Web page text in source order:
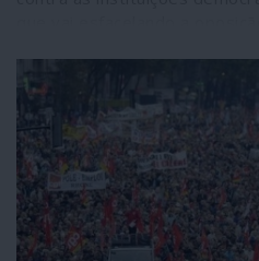
de “presidente” de um
nomear um chefe fascista
“recuperar” a estação de
liberdade de expressão e
Desconhece-se como se
instalações e fontes de
desiste de agitar Guaidó.